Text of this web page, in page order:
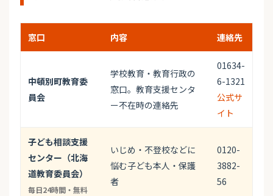
窓口 内容 連絡先
中頓別町教育委
員会
学校教育・教育行政の
窓口。教育支援センタ
ー不在時の連絡先
01634-
6-1321
公式サ
イト
子ども相談支援
センター（北海
道教育委員会）
毎日24時間・無料
いじめ・不登校などに
悩む子ども本人・保護
者
0120-
3882-
56